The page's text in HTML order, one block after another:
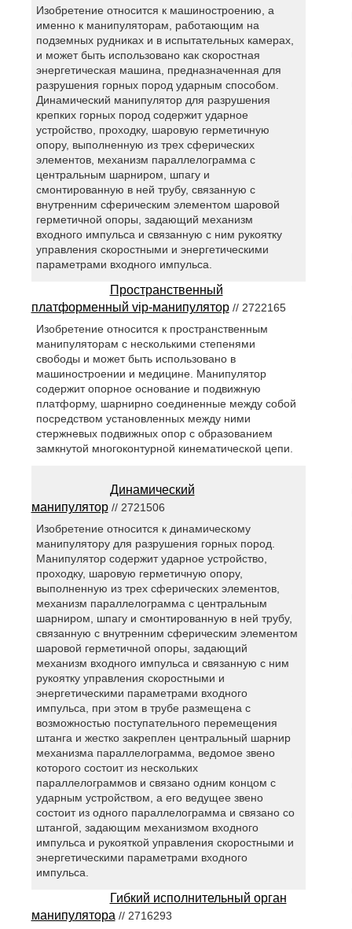
Изобретение относится к машиностроению, а
именно к манипуляторам, работающим на
подземных рудниках и в испытательных камерах,
и может быть использовано как скоростная
энергетическая машина, предназначенная для
разрушения горных пород ударным способом.
Динамический манипулятор для разрушения
крепких горных пород содержит ударное
устройство, проходку, шаровую герметичную
опору, выполненную из трех сферических
элементов, механизм параллелограмма с
центральным шарниром, шпагу и
смонтированную в ней трубу, связанную с
внутренним сферическим элементом шаровой
герметичной опоры, задающий механизм
входного импульса и связанную с ним рукоятку
управления скоростными и энергетическими
параметрами входного импульса.
Пространственный
платформенный vip-манипулятор// 2722165
Изобретение относится к пространственным
манипуляторам с несколькими степенями
свободы и может быть использовано в
машиностроении и медицине. Манипулятор
содержит опорное основание и подвижную
платформу, шарнирно соединенные между собой
посредством установленных между ними
стержневых подвижных опор с образованием
замкнутой многоконтурной кинематической цепи.
Динамический
манипулятор// 2721506
Изобретение относится к динамическому
манипулятору для разрушения горных пород.
Манипулятор содержит ударное устройство,
проходку, шаровую герметичную опору,
выполненную из трех сферических элементов,
механизм параллелограмма с центральным
шарниром, шпагу и смонтированную в ней трубу,
связанную с внутренним сферическим элементом
шаровой герметичной опоры, задающий
механизм входного импульса и связанную с ним
рукоятку управления скоростными и
энергетическими параметрами входного
импульса, при этом в трубе размещена с
возможностью поступательного перемещения
штанга и жестко закреплен центральный шарнир
механизма параллелограмма, ведомое звено
которого состоит из нескольких
параллелограммов и связано одним концом с
ударным устройством, а его ведущее звено
состоит из одного параллелограмма и связано со
штангой, задающим механизмом входного
импульса и рукояткой управления скоростными и
энергетическими параметрами входного
импульса.
Гибкий исполнительный орган
манипулятора // 2716293